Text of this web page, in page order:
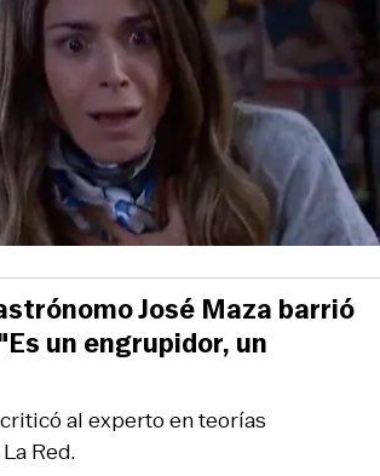
al experto en teorías
Red.
José Maza barrió
un engrupidor, un